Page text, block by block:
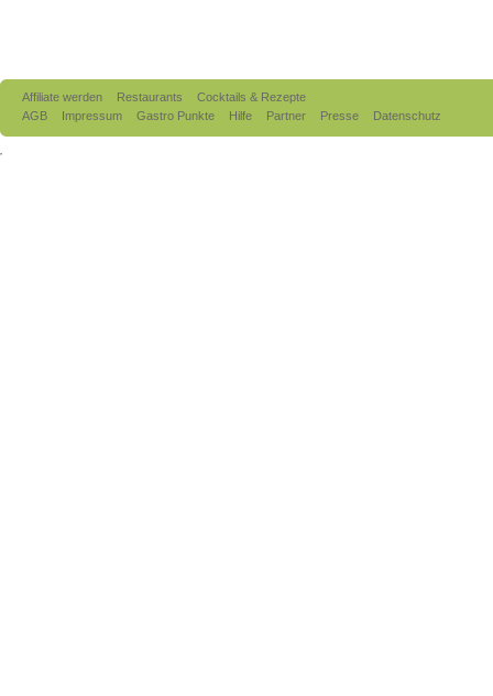
Affiliate werden Restaurants
Cocktails & Rezepte
AGB
Impressum Gastro Punkte Hilfe Partner Presse Datenschutz